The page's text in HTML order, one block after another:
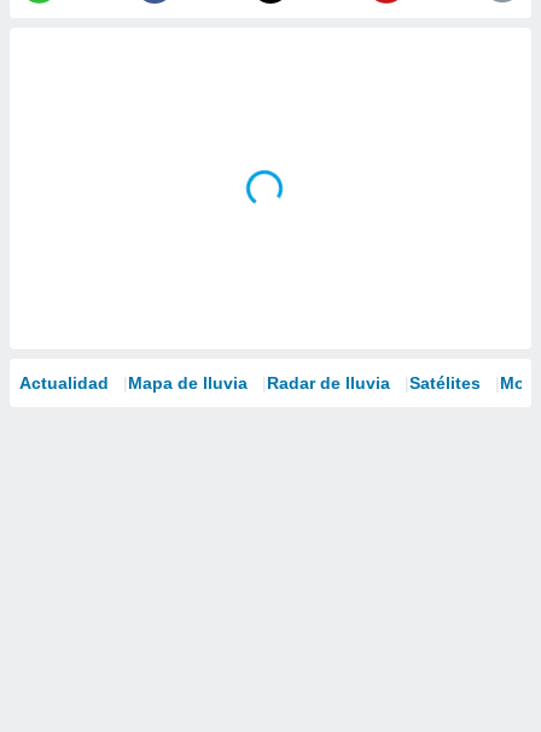
Actualidad Mapa de lluvia Radar de lluvia Satélites